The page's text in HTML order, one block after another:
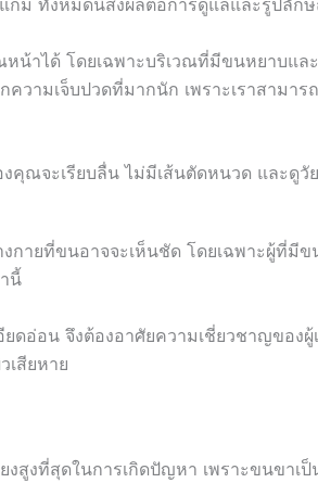
แก้ม ทั้งหมดนี้ส่งผลต่อการดูแลและรูปลัก
หน้าได้ โดยเฉพาะบริเวณที่มีขนหยาบแล
วามเจ็บปวดที่มากนัก เพราะเราสามาร
คุณจะเรียบลื่น ไม่มีเส้นตัดหนวด และดูวั
กายที่ขนอาจจะเห็นชัด โดยเฉพาะผู้ที่มีข
นี้
ดอ่อน จึงต้องอาศัยความเชี่ยวชาญของ
เสียหาย
งสูงที่สุดในการเกิดปัญหา เพราะขนขา